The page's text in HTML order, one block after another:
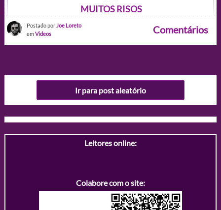
MUITOS RISOS
Postado por Joe Loreto
emVideos Comentários
Ir para post aleatório
Leitores online:
Colabore com o site: